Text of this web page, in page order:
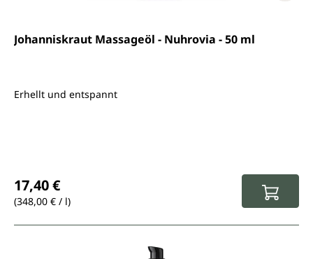
Johanniskraut Massageöl - Nuhrovia - 50 ml
Erhellt und entspannt
17,40 €
(348,00 € / l)